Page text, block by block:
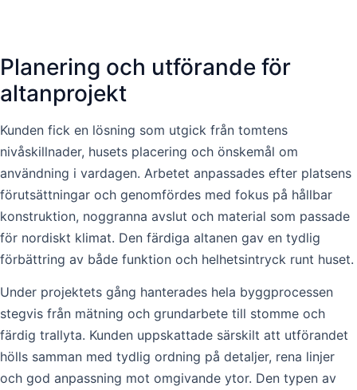
Planering och utförande för
altanprojekt
Kunden fick en lösning som utgick från tomtens
nivåskillnader, husets placering och önskemål om
användning i vardagen. Arbetet anpassades efter platsens
förutsättningar och genomfördes med fokus på hållbar
konstruktion, noggranna avslut och material som passade
för nordiskt klimat. Den färdiga altanen gav en tydlig
förbättring av både funktion och helhetsintryck runt huset.
Under projektets gång hanterades hela byggprocessen
stegvis från mätning och grundarbete till stomme och
färdig trallyta. Kunden uppskattade särskilt att utförandet
hölls samman med tydlig ordning på detaljer, rena linjer
och god anpassning mot omgivande ytor. Den typen av